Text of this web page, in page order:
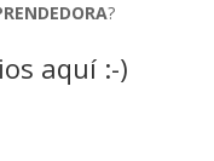
?
aquí :-)